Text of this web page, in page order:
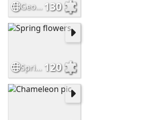
Geology Tour Road 130
Spring flowers 120